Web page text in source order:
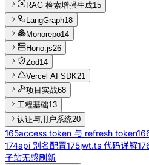
RAG 检索增强生成15
LangGraph18
Monorepo14
Hono.js26
Zod14
Vercel AI SDK21
项目实战68
工程基础13
认证与用户系统20
165access token 与 refresh token
174api 别名配置175jwt.ts 代码详解
子站无感刷新